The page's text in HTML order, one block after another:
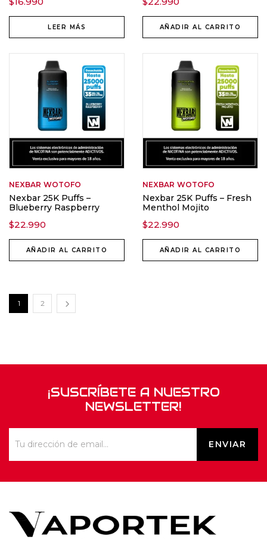
LEER MÁS AÑADIR AL CARRITO
NEXBAR WOTOFO
Nexbar 25K Puffs –
Blueberry Raspberry
$22.990
AÑADIR AL CARRITO
NEXBAR WOTOFO
Nexbar 25K Puffs – Fresh
Menthol Mojito
$22.990
AÑADIR AL CARRITO
1 2
¡SUSCRÍBETE A NUESTRO
NEWSLETTER!